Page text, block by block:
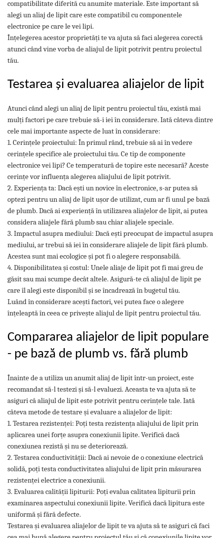
compatibilitate diferită cu anumite materiale. Este important să
alegi un aliaj de lipit care este compatibil cu componentele
electronice pe care le vei lipi.
Înțelegerea acestor proprietăți te va ajuta să faci alegerea corectă
atunci când vine vorba de aliajul de lipit potrivit pentru proiectul
tău.
Testarea și evaluarea aliajelor de lipit
Atunci când alegi un aliaj de lipit pentru proiectul tău, există mai
mulți factori pe care trebuie să-i iei în considerare. Iată câteva dintre
cele mai importante aspecte de luat în considerare:
1. Cerințele proiectului: În primul rând, trebuie să ai în vedere
cerințele specifice ale proiectului tău. Ce tip de componente
electronice vei lipi? Ce temperatură de topire este necesară? Aceste
cerințe vor influența alegerea aliajului de lipit potrivit.
2. Experiența ta: Dacă ești un novice în electronice, s-ar putea să
optezi pentru un aliaj de lipit ușor de utilizat, cum ar fi unul pe bază
de plumb. Dacă ai experiență în utilizarea aliajelor de lipit, ai putea
considera aliajele fără plumb sau chiar aliajele speciale.
3. Impactul asupra mediului: Dacă ești preocupat de impactul asupra
mediului, ar trebui să iei în considerare aliajele de lipit fără plumb.
Acestea sunt mai ecologice și pot fi o alegere responsabilă.
4. Disponibilitatea și costul: Unele aliaje de lipit pot fi mai greu de
găsit sau mai scumpe decât altele. Asigură-te că aliajul de lipit pe
care îl alegi este disponibil și se încadrează în bugetul tău.
Luând în considerare acești factori, vei putea face o alegere
înțeleaptă în ceea ce privește aliajul de lipit pentru proiectul tău.
Compararea aliajelor de lipit populare
- pe bază de plumb vs. fără plumb
Înainte de a utiliza un anumit aliaj de lipit într-un proiect, este
recomandat să-l testezi și să-l evaluezi. Aceasta te va ajuta să te
asiguri că aliajul de lipit este potrivit pentru cerințele tale. Iată
câteva metode de testare și evaluare a aliajelor de lipit:
1. Testarea rezistenței: Poți testa rezistența aliajului de lipit prin
aplicarea unei forțe asupra conexiunii lipite. Verifică dacă
conexiunea rezistă și nu se deteriorează.
2. Testarea conductivității: Dacă ai nevoie de o conexiune electrică
solidă, poți testa conductivitatea aliajului de lipit prin măsurarea
rezistenței electrice a conexiunii.
3. Evaluarea calității lipiturii: Poți evalua calitatea lipiturii prin
examinarea aspectului conexiunii lipite. Verifică dacă lipitura este
uniformă și fără defecte.
Testarea și evaluarea aliajelor de lipit te va ajuta să te asiguri că faci